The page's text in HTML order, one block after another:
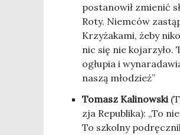
posta­no­wił zmie­nić
Roty. Niem­ców
Krzy­ża­ka­mi, żeby
nic się nie koja­rzy­ło.
ogłu­pia i
naszą młodzież”
Tomasz Kali­now­ski
zja Repu­bli­ka): „To
To szkol­ny